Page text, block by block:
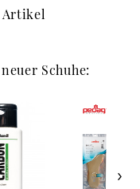
Artikel
Schuhe: